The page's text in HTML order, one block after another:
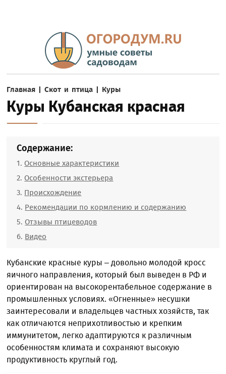
Главная |Скот и птица | Куры
Куры Кубанская красная
Содержание:
Основные характеристики
Особенности экстерьера
Происхождение
Рекомендации по кормлению и содержанию
Отзывы птицеводов
Видео
Кубанские красные куры – довольно молодой кросс
яичного направления, который был выведен в РФ и
ориентирован на высокорентабельное содержание в
промышленных условиях. «Огненные» несушки
заинтересовали и владельцев частных хозяйств, так
как отличаются неприхотливостью и крепким
иммунитетом, легко адаптируются к различным
особенностям климата и сохраняют высокую
продуктивность круглый год.